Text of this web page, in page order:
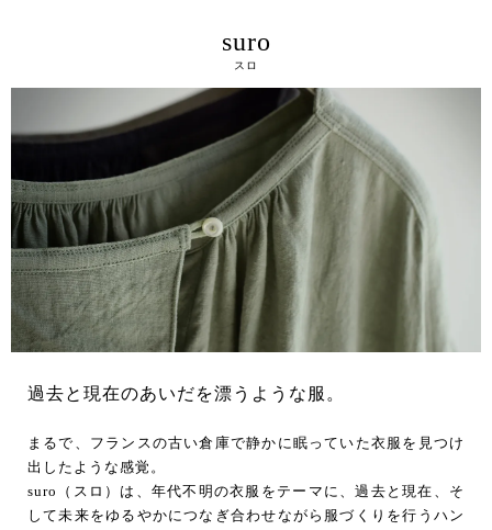
suro
スロ
過去と現在のあいだを漂うような服。
まるで、フランスの古い倉庫で静かに眠っていた衣服を見つけ
出したような感覚。
suro（スロ）は、年代不明の衣服をテーマに、過去と現在、そ
して未来をゆるやかにつなぎ合わせながら服づくりを行うハン